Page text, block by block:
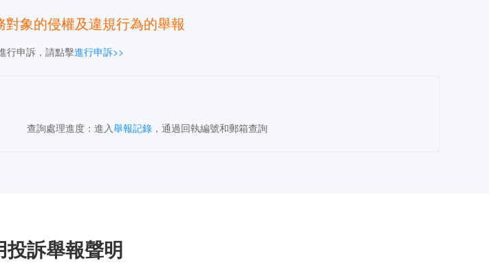
象的侵權及違規行為的舉報
行申訴，請點擊進行申訴>>
查詢處理進度： 進入舉報記錄 ，通過回執編號和郵箱查詢
投訴舉報聲明